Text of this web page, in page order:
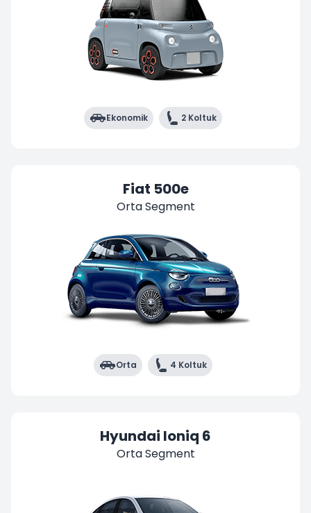
Ekonomik 2 Koltuk
Fiat 500e
Orta Segment
Orta 4 Koltuk
Hyundai Ioniq 6
Orta Segment